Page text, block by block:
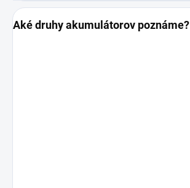
Aké druhy akumulátorov poznáme?